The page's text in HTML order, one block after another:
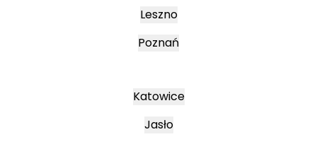
Leszno
Poznań
Katowice
Jasło